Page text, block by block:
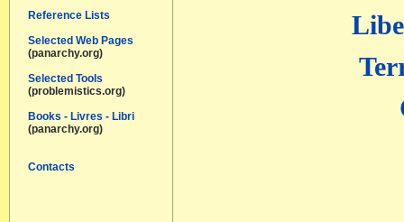
Reference Lists
Selected Web Pages
(panarchy.org)
Selected Tools
(problemistics.org)
Books - Livres - Libri
(panarchy.org)
Contacts